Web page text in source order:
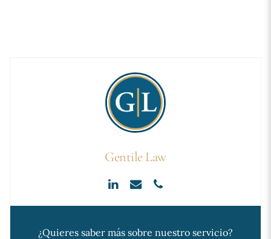
Gentile Law
¿Quieres saber más sobre nuestro servicio?